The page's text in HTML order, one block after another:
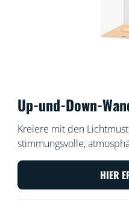
Up-und-Down-
Kreiere mit den
stimmungsvolle,
Unsere Up-und-Down-
Innenbereich leuchtet
erzeugt interessante
HIER